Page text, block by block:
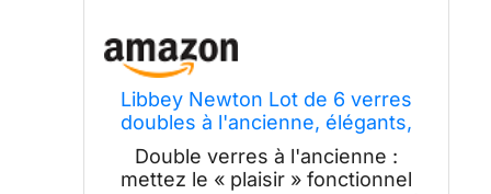
Libbey Newton Lot de 6 verres
doubles à l'ancienne, élégants,
empilables, verres à cocktail
Lowball pour anniversaires,
Double verres à l'ancienne :
mettez le « plaisir » fonctionnel